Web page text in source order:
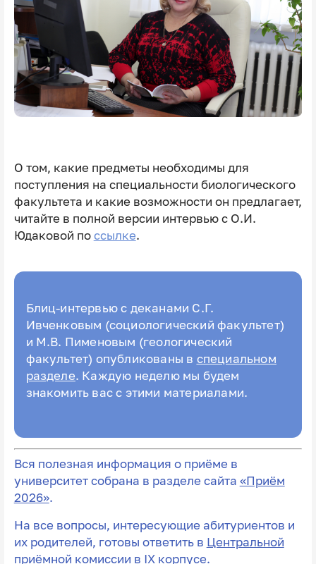
О том, какие предметы необходимы для
поступления на специальности биологического
факультета и какие возможности он предлагает,
читайте в полной версии интервью с О.И.
Юдаковой по ссылке.
Блиц-интервью с деканами С.Г.
Ивченковым (социологический факультет)
и М.В. Пименовым (геологический
факультет) опубликованы в специальном
разделе. Каждую неделю мы будем
знакомить вас с этими материалами.
Вся полезная информация о приёме в
университет собрана в разделе сайта «Приём
2026».
На все вопросы, интересующие абитуриентов и
их родителей, готовы ответить в Центральной
приёмной комиссии в IX корпусе.